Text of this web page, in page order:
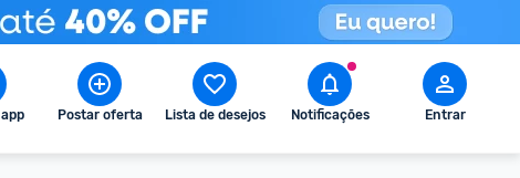
Postar oferta Lista de desejos Notificações Entrar